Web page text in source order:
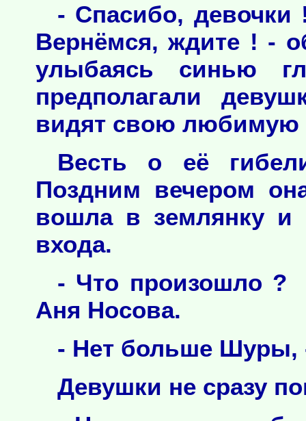
- Спасибо,
Вернёмся, ждите ! -
улыбаясь синью
предполагали
видят свою любимую
Весть о её
Поздним вечером
вошла в землянку и
входа.
- Что произошло
Аня Носова.
- Нет больше Шуры,
Девушки не сразу